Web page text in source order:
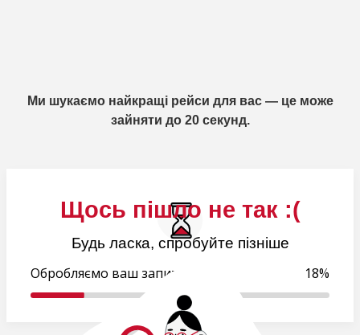
Щось пішло не так :(
Будь ласка, спробуйте пізніше
Ми шукаємо найкращі рейси для вас — це може
зайняти до 20 секунд.
Обробляємо ваш запит.. 18%